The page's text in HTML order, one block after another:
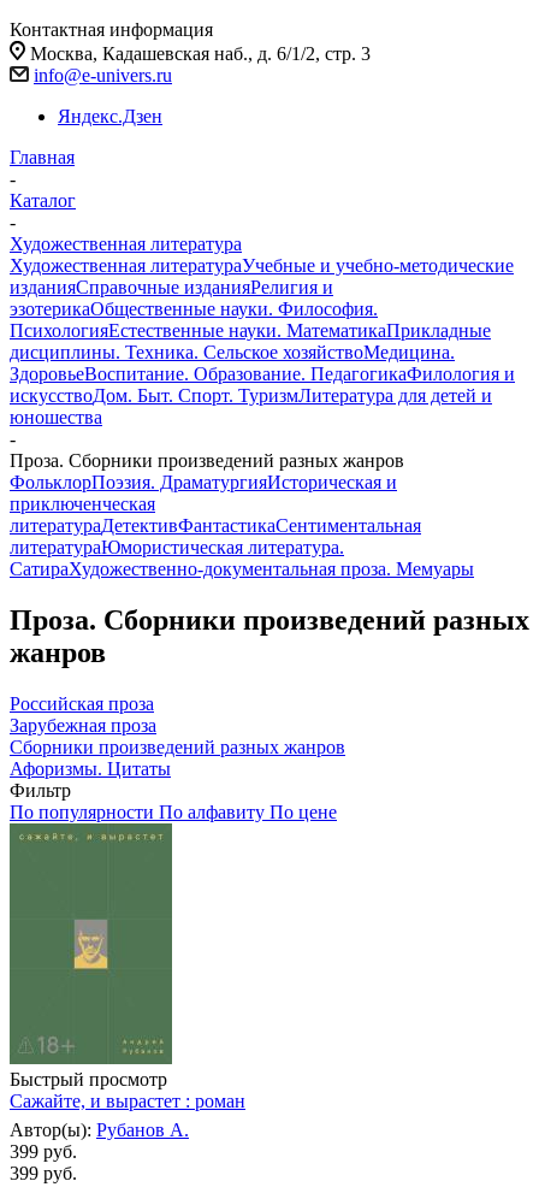
Контактная информация
Москва, Кадашевская наб., д. 6/1/2, стр. 3
info@e-univers.ru
Яндекс.Дзен
Главная
-
Каталог
-
Художественная литература
Художественная литератураУчебные и учебно-методические
изданияСправочные изданияРелигия и
эзотерикаОбщественные науки. Философия.
ПсихологияЕстественные науки. МатематикаПрикладные
дисциплины. Техника. Сельское хозяйствоМедицина.
ЗдоровьеВоспитание. Образование. ПедагогикаФилология и
искусствоДом. Быт. Спорт. ТуризмЛитература для детей и
юношества
-
Проза. Сборники произведений разных жанров
ФольклорПоэзия. ДраматургияИсторическая и
приключенческая
литератураДетективФантастикаСентиментальная
литератураЮмористическая литература.
СатираХудожественно-документальная проза. Мемуары
Проза. Сборники произведений разных
жанров
Российская проза
Зарубежная проза
Сборники произведений разных жанров
Афоризмы. Цитаты
Фильтр
По популярности По алфавиту По цене
Быстрый просмотр
Сажайте, и вырастет : роман
Автор(ы): Рубанов А.
399 руб.
399 руб.